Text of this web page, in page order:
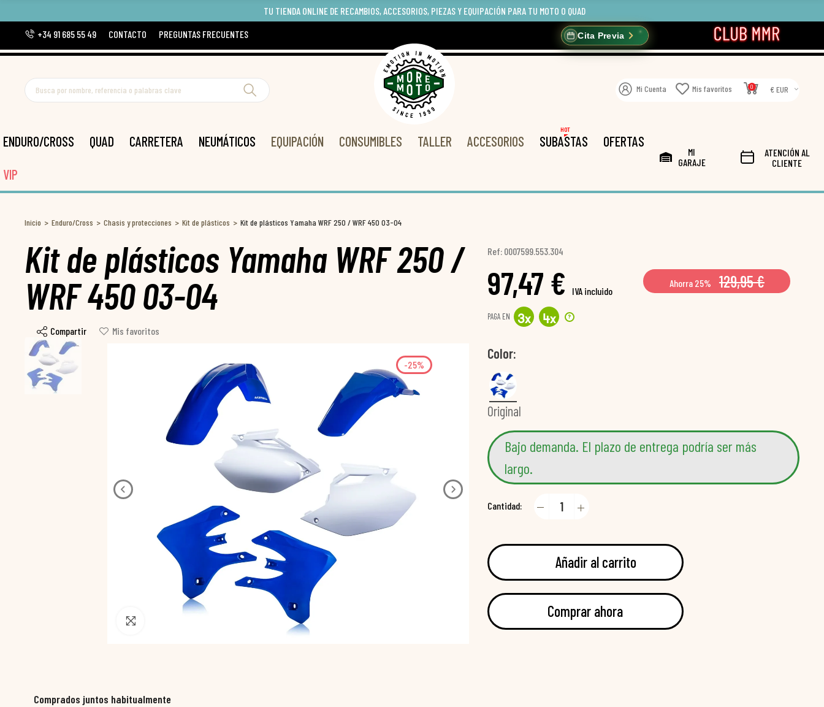
TU TIENDA ONLINE DE RECAMBIOS, ACCESORIOS, PIEZAS Y EQUIPACIÓN PARA TU MOTO O QUAD
+34 91 685 55 49
CONTACTO PREGUNTAS FRECUENTES Cita Previa
Mi Cuenta Mis favoritos 0 € EUR
ENDURO/CROSS QUAD CARRETERA NEUMÁTICOS EQUIPACIÓN CONSUMIBLES TALLER ACCESORIOS SUBASTAS
HOT
OFERTAS
VIP
MI
GARAJE
ATENCIÓN AL
CLIENTE
Inicio Enduro/Cross Chasis y protecciones Kit de plásticos Kit de plásticos Yamaha WRF 250 / WRF 450 03-04
Kit de plásticos Yamaha WRF 250 /
WRF 450 03-04
Compartir Mis favoritos
Ref: 0007599.553.304
97,47 € IVA incluido
Ahorra 25% 129,95 €
PAGA EN 3x 4x ?
-25%
Color
Original
Bajo demanda. El plazo de entrega podría ser más
largo.
Cantidad:
Añadir al carrito
Comprar ahora
Comprados juntos habitualmente